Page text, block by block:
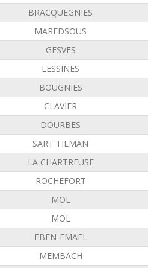
BRACQUEGNIES
MAREDSOUS
GESVES
LESSINES
BOUGNIES
CLAVIER
DOURBES
SART TILMAN
LA CHARTREUSE
ROCHEFORT
MOL
MOL
EBEN-EMAEL
MEMBACH